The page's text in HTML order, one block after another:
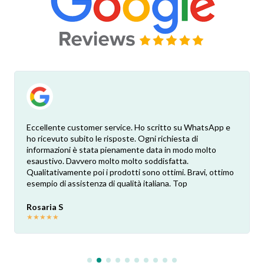
Eccellente customer service. Ho scritto su WhatsApp e
ho ricevuto subito le risposte. Ogni richiesta di
informazioni è stata pienamente data in modo molto
esaustivo. Davvero molto molto soddisfatta.
Qualitativamente poi i prodotti sono ottimi. Bravi, ottimo
esempio di assistenza di qualità italiana. Top
Rosaria S
★★★★★